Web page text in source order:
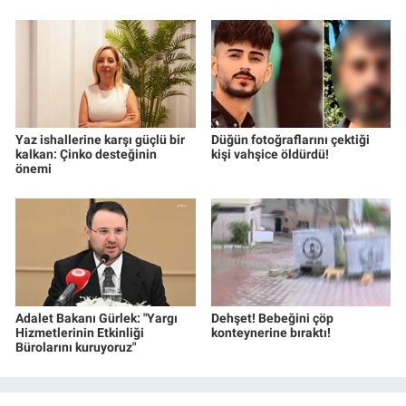
Yaz ishallerine karşı güçlü bir
kalkan: Çinko desteğinin
önemi
Düğün fotoğraflarını çektiği
kişi vahşice öldürdü!
Adalet Bakanı Gürlek: "Yargı
Hizmetlerinin Etkinliği
Bürolarını kuruyoruz"
Dehşet! Bebeğini çöp
konteynerine bıraktı!